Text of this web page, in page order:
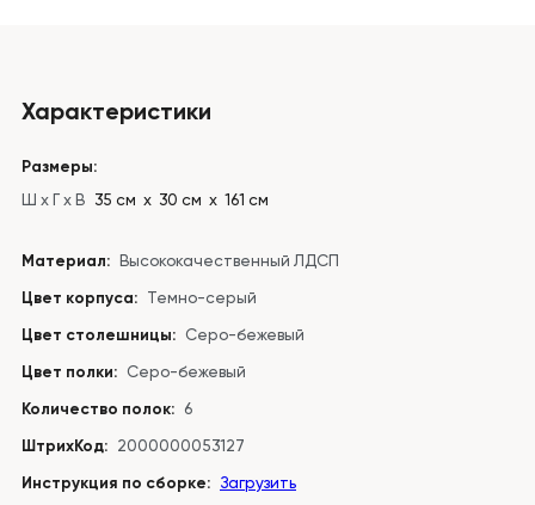
Характеристики
Размеры:
Ш x Г x В 35 см х 30 см х 161 см
Материал: Высококачественный ЛДСП
Цвет корпуса: Темно-серый
Цвет столешницы: Серо-бежевый
Цвет полки: Серо-бежевый
Количество полок: 6
ШтрихКод: 2000000053127
Инструкция по сборке: Загрузить